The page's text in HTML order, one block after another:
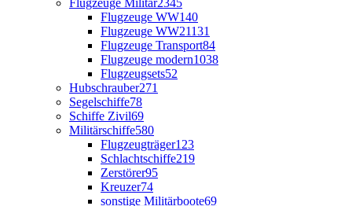
Flugzeuge WW140
Flugzeuge WW21131
Flugzeuge Transport84
Flugzeuge modern1038
Flugzeugsets52
Hubschrauber271
Segelschiffe78
Schiffe Zivil69
Militärschiffe580
Flugzeugträger123
Schlachtschiffe219
Zerstörer95
Kreuzer74
sonstige Militärboote69